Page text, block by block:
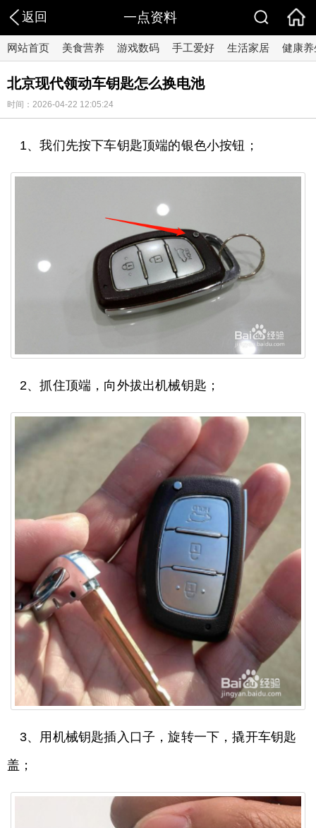
返回 一点资料
网站首页 美食营养 游戏数码 手工爱好 生活家居 健康养
北京现代领动车钥匙怎么换电池
时间：2026-04-22 12:05:24
1、我们先按下车钥匙顶端的银色小按钮；
2、抓住顶端，向外拔出机械钥匙；
3、用机械钥匙插入口子，旋转一下，撬开车钥匙
盖；